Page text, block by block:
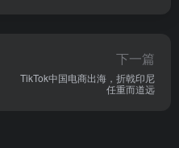
下一篇
TikTok中国电商出海，折戟印尼
任重而道远